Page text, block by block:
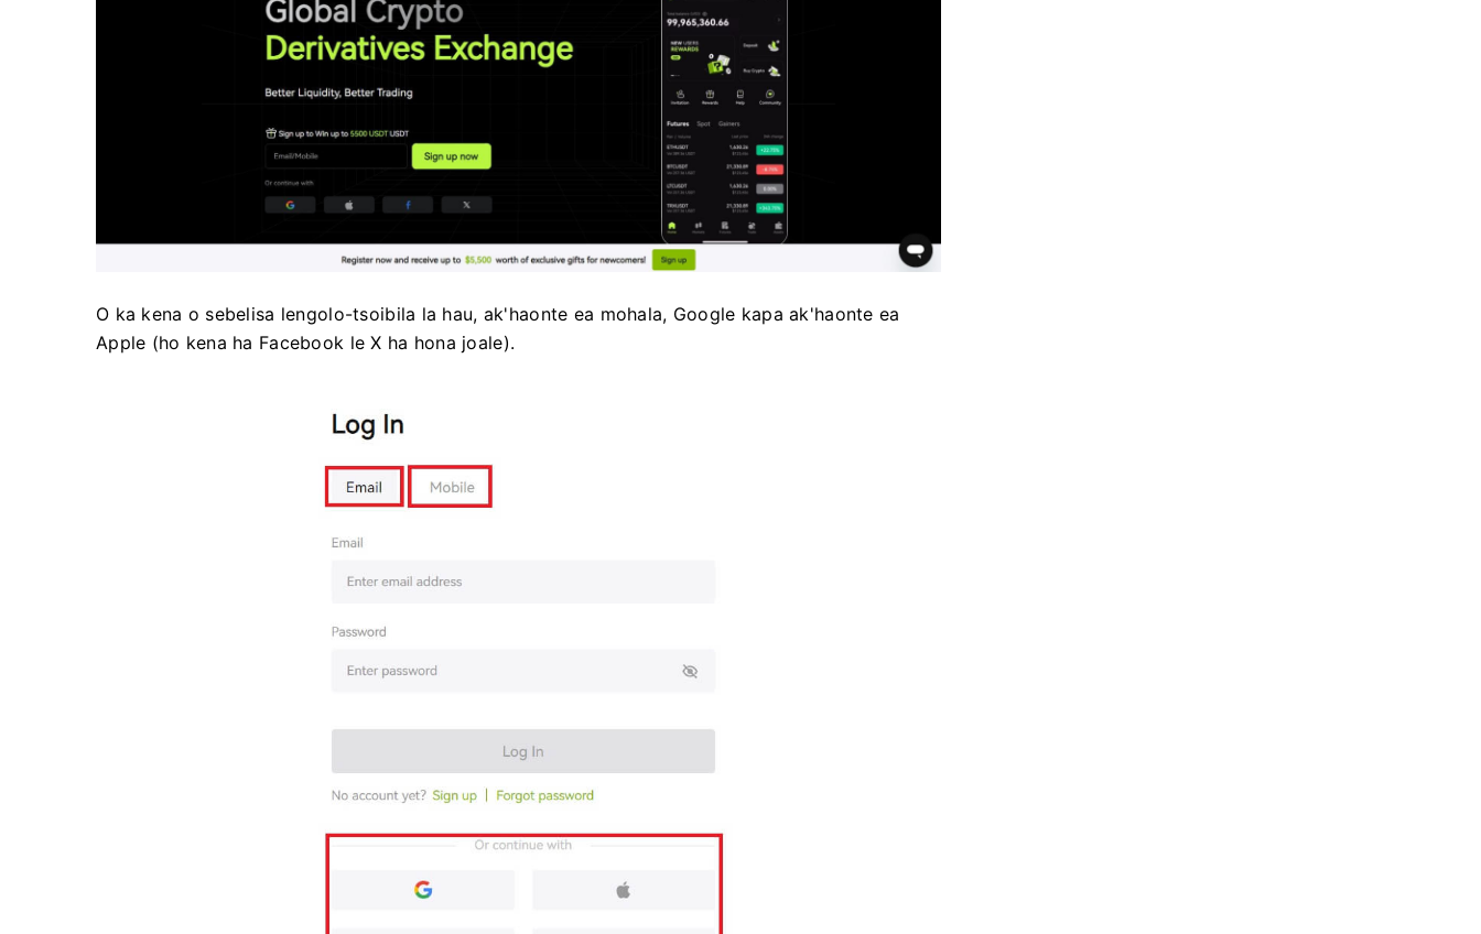
O ka kena o sebelisa lengolo-tsoibila la hau, ak'haonte ea mohala, Google kapa ak'haonte ea
Apple (ho kena ha Facebook le X ha hona joale).